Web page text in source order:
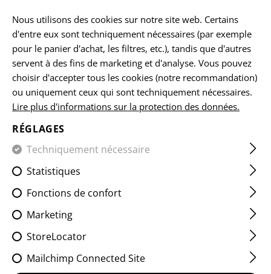
ACCUEIL RAIDER MK.IV FIELD SHIRT
RAIDER MK.IV FIELD SHIRT
Nous utilisons des cookies sur notre site web. Certains
d'entre eux sont techniquement nécessaires (par exemple
pour le panier d'achat, les filtres, etc.), tandis que d'autres
servent à des fins de marketing et d'analyse. Vous pouvez
choisir d'accepter tous les cookies (notre recommandation)
ou uniquement ceux qui sont techniquement nécessaires.
Lire plus d'informations sur la protection des données.
RÉGLAGES
Techniquement nécessaire
Statistiques
Fonctions de confort
Marketing
StoreLocator
Mailchimp Connected Site